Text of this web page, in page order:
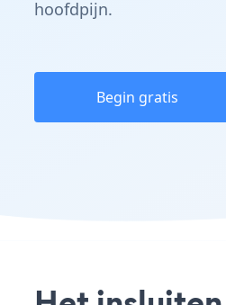
hoofdpijn.
Begin gratis